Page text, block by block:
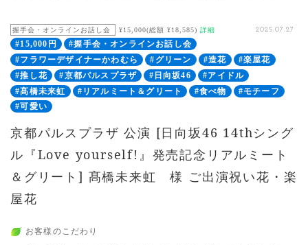
握手会・オンラインお話し会 ¥15,000(総額 ¥18,585) 詳細 2025.07.27
#15,000円
#握手会・オンラインお話し会
#フラワーデザイナーかわむら
#グリーン #造花
#楽屋花
#推し花
#京都パルスプラザ #日向坂46
#アイドル
#髙橋未来虹
#リアルミート＆グリート #食べ物
#モチーフ
#可愛い
京都パルスプラザ 公演 [日向坂46 14thシング
ル『Love yourself!』発売記念リアルミート
＆グリート] 髙橋未来虹 様 ご出演祝い花・楽
屋花
お客様のこだわり